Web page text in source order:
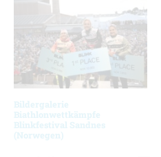
Bildergalerie
Biathlonwettkämpfe
Blinkfestival Sandnes
(Norwegen)